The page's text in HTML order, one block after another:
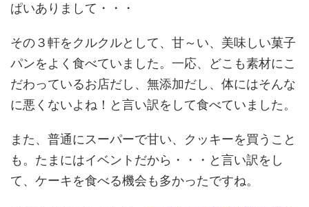
ぱいありまして・・・
その３軒をクルクルとして、甘～い、美味しい菓子
パンをよく食べていました。一応、どこも素材にこ
だわっているお店だし、無添加だし、体にはそんな
に悪くないよね！と言い訳をして食べていました。
また、普通にスーパーで甘い、クッキーを買うこと
も。たまにはイベントだから・・・と言い訳をし
て、ケーキを食べる機会も多かったですね。